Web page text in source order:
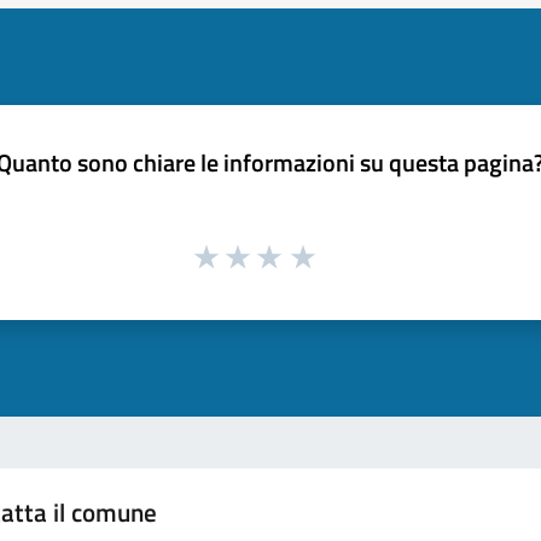
sono chiare le informazioni su questa
il comune